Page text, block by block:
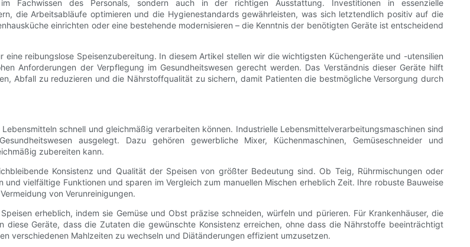
des Personals, sondern auch in der richtigen Ausstattung. Investitionen in essenzielle
die Arbeitsabläufe optimieren und die Hygienestandards gewährleisten, was sich letztendlich positiv auf die
einrichten oder eine bestehende modernisieren – die Kenntnis der benötigten Geräte ist entscheidend
reibungslose Speisenzubereitung. In diesem Artikel stellen wir die wichtigsten Küchengeräte und -utensilien
Anforderungen der Verpflegung im Gesundheitswesen gerecht werden. Das Verständnis dieser Geräte hilft
Abfall zu reduzieren und die Nährstoffqualität zu sichern, damit Patienten die bestmögliche Versorgung durch
schnell und gleichmäßig verarbeiten können. Industrielle Lebensmittelverarbeitungsmaschinen sind
ausgelegt. Dazu gehören gewerbliche Mixer, Küchenmaschinen, Gemüseschneider und
zubereiten kann.
Konsistenz und Qualität der Speisen von größter Bedeutung sind. Ob Teig, Rührmischungen oder
vielfältige Funktionen und sparen im Vergleich zum manuellen Mischen erheblich Zeit. Ihre robuste Bauweise
von Verunreinigungen.
erheblich, indem sie Gemüse und Obst präzise schneiden, würfeln und pürieren. Für Krankenhäuser, die
Geräte, dass die Zutaten die gewünschte Konsistenz erreichen, ohne dass die Nährstoffe beeinträchtigt
verschiedenen Mahlzeiten zu wechseln und Diätänderungen effizient umzusetzen.